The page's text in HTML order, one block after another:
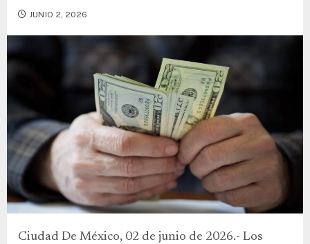
JUNIO 2, 2026
Ciudad De México, 02 de junio de 2026.- Los